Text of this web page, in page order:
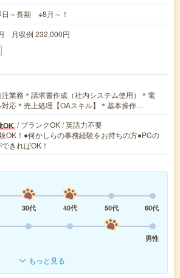
日～長期 ※8月～！
月収例 232,000円
注業務＊請求書作成（社内システム使用）＊電
応＊売上処理【OAスキル】＊基本操作…
OK / ブランクOK / 英語力不要
OK！●何かしらの事務経験をお持ちの方●PCの
きればOK！
30代 40代 50代
60代
男性
もっと見る